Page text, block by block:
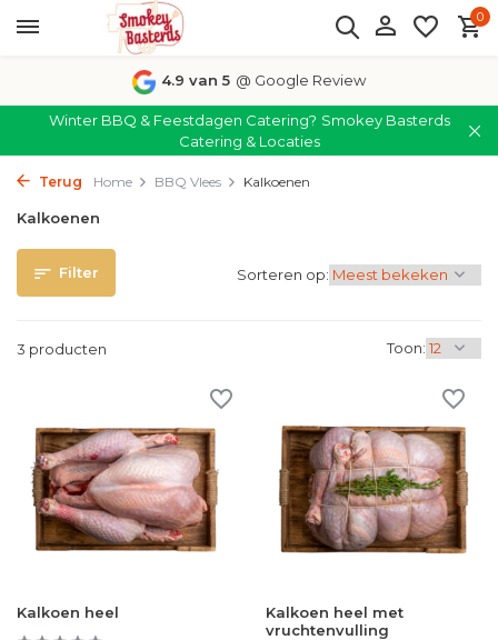
0
4.9 van 5 @ Google Review
Winter BBQ & Feestdagen Catering? Smokey Basterds
Catering & Locaties
Terug Home BBQ Vlees Kalkoenen
Kalkoenen
Filter
3 producten Toon:
Sorteren op:
Kalkoen heel
Kalkoen heel met
vruchtenvulling